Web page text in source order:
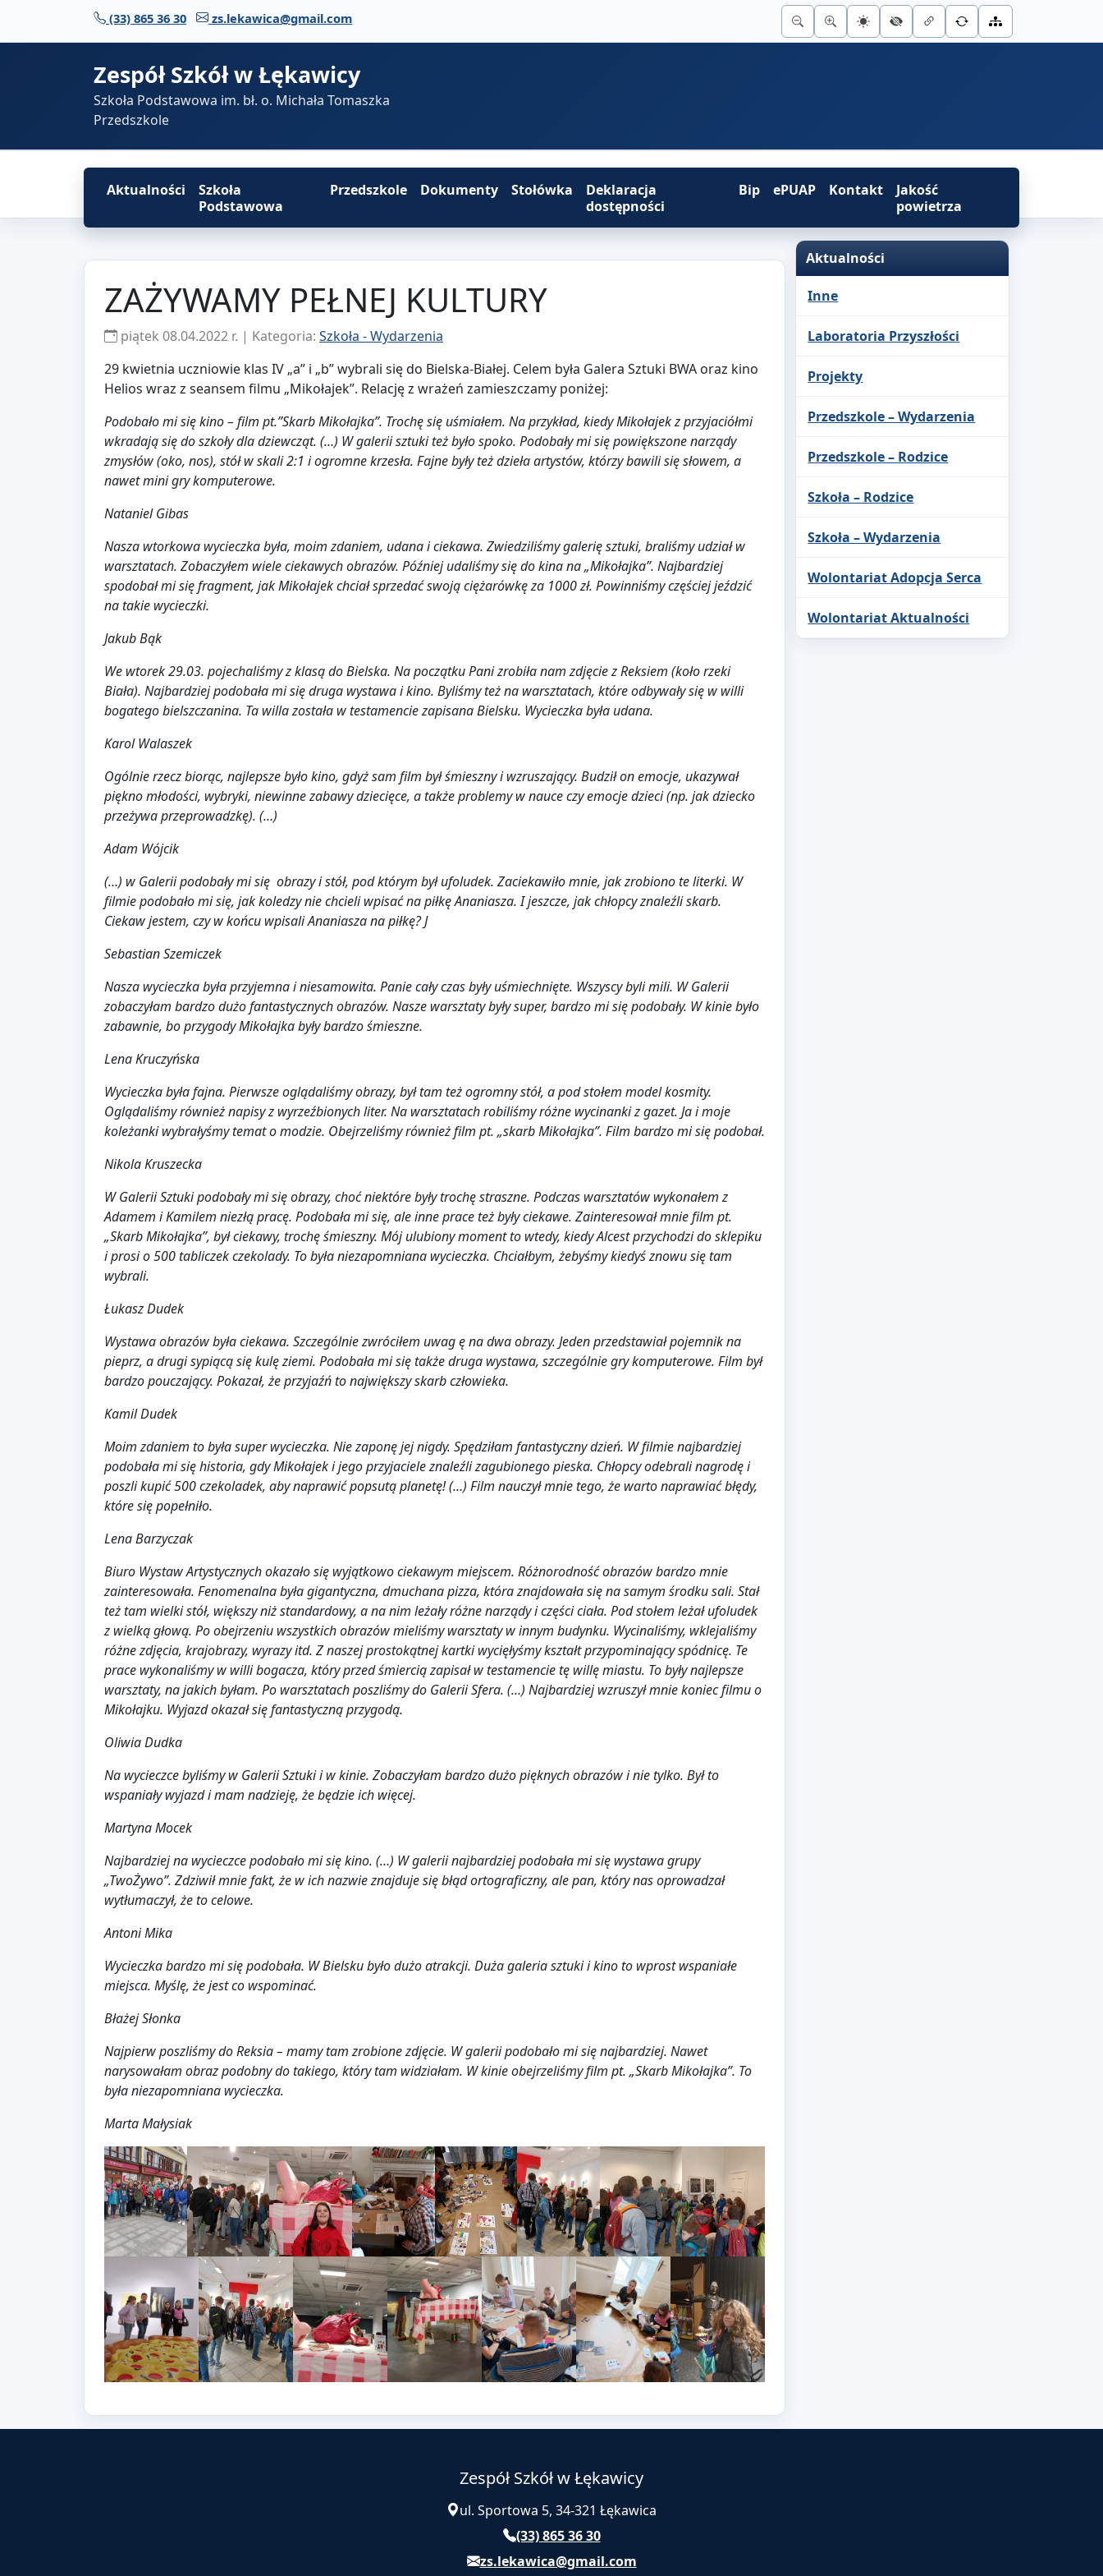
Przejdź do treści (33) 865 36 30 zs.lekawica@gmail.com
Zespół Szkół w Łękawicy
Szkoła Podstawowa im. bł. o. Michała Tomaszka
Przedszkole
Aktualności
Szkoła
Podstawowa
Przedszkole Dokumenty Stołówka
Deklaracja
dostępności
Bip ePUAP Kontakt
Jakość
powietrza
ZAŻYWAMY PEŁNEJ KULTURY
piątek 08.04.2022 r. | Kategoria: Szkoła - Wydarzenia
29 kwietnia uczniowie klas IV „a” i „b” wybrali się do Bielska-Białej. Celem była Galera Sztuki BWA oraz kino
Helios wraz z seansem filmu „Mikołajek”. Relację z wrażeń zamieszczamy poniżej:
Podobało mi się kino – film pt.”Skarb Mikołajka”. Trochę się uśmiałem. Na przykład, kiedy Mikołajek z przyjaciółmi
wkradają się do szkoły dla dziewcząt. (…) W galerii sztuki też było spoko. Podobały mi się powiększone narządy
zmysłów (oko, nos), stół w skali 2:1 i ogromne krzesła. Fajne były też dzieła artystów, którzy bawili się słowem, a
nawet mini gry komputerowe.
Nataniel Gibas
Nasza wtorkowa wycieczka była, moim zdaniem, udana i ciekawa. Zwiedziliśmy galerię sztuki, braliśmy udział w
warsztatach. Zobaczyłem wiele ciekawych obrazów. Później udaliśmy się do kina na „Mikołajka”. Najbardziej
spodobał mi się fragment, jak Mikołajek chciał sprzedać swoją ciężarówkę za 1000 zł. Powinniśmy częściej jeździć
na takie wycieczki.
Jakub Bąk
We wtorek 29.03. pojechaliśmy z klasą do Bielska. Na początku Pani zrobiła nam zdjęcie z Reksiem (koło rzeki
Biała). Najbardziej podobała mi się druga wystawa i kino. Byliśmy też na warsztatach, które odbywały się w willi
bogatego bielszczanina. Ta willa została w testamencie zapisana Bielsku. Wycieczka była udana.
Karol Walaszek
Ogólnie rzecz biorąc, najlepsze było kino, gdyż sam film był śmieszny i wzruszający. Budził on emocje, ukazywał
piękno młodości, wybryki, niewinne zabawy dziecięce, a także problemy w nauce czy emocje dzieci (np. jak dziecko
przeżywa przeprowadzkę). (…)
Adam Wójcik
(…) w Galerii podobały mi się obrazy i stół, pod którym był ufoludek. Zaciekawiło mnie, jak zrobiono te literki. W
filmie podobało mi się, jak koledzy nie chcieli wpisać na piłkę Ananiasza. I jeszcze, jak chłopcy znaleźli skarb.
Ciekaw jestem, czy w końcu wpisali Ananiasza na piłkę?J
Sebastian Szemiczek
Nasza wycieczka była przyjemna i niesamowita. Panie cały czas były uśmiechnięte. Wszyscy byli mili. W Galerii
zobaczyłam bardzo dużo fantastycznych obrazów. Nasze warsztaty były super, bardzo mi się podobały. W kinie było
zabawnie, bo przygody Mikołajka były bardzo śmieszne.
Lena Kruczyńska
Wycieczka była fajna. Pierwsze oglądaliśmy obrazy, był tam też ogromny stół, a pod stołem model kosmity.
Oglądaliśmy również napisy z wyrzeźbionych liter. Na warsztatach robiliśmy różne wycinanki z gazet. Ja i moje
koleżanki wybrałyśmy temat o modzie. Obejrzeliśmy również film pt. „skarb Mikołajka”. Film bardzo mi się podobał.
Nikola Kruszecka
W Galerii Sztuki podobały mi się obrazy, choć niektóre były trochę straszne. Podczas warsztatów wykonałem z
Adamem i Kamilem niezłą pracę. Podobała mi się, ale inne prace też były ciekawe. Zainteresował mnie film pt.
„Skarb Mikołajka”, był ciekawy, trochę śmieszny. Mój ulubiony moment to wtedy, kiedy Alcest przychodzi do sklepiku
i prosi o 500 tabliczek czekolady. To była niezapomniana wycieczka. Chciałbym, żebyśmy kiedyś znowu się tam
wybrali.
Łukasz Dudek
Wystawa obrazów była ciekawa. Szczególnie zwróciłem uwag ę na dwa obrazy. Jeden przedstawiał pojemnik na
pieprz, a drugi sypiącą się kulę ziemi. Podobała mi się także druga wystawa, szczególnie gry komputerowe. Film był
bardzo pouczający. Pokazał, że przyjaźń to największy skarb człowieka.
Kamil Dudek
Moim zdaniem to była super wycieczka. Nie zaponę jej nigdy. Spędziłam fantastyczny dzień. W filmie najbardziej
podobała mi się historia, gdy Mikołajek i jego przyjaciele znaleźli zagubionego pieska. Chłopcy odebrali nagrodę i
poszli kupić 500 czekoladek, aby naprawić popsutą planetę! (…) Film nauczył mnie tego, że warto naprawiać błędy,
które się popełniło.
Lena Barzyczak
Biuro Wystaw Artystycznych okazało się wyjątkowo ciekawym miejscem. Różnorodność obrazów bardzo mnie
zainteresowała. Fenomenalna była gigantyczna, dmuchana pizza, która znajdowała się na samym środku sali. Stał
też tam wielki stół, większy niż standardowy, a na nim leżały różne narządy i części ciała. Pod stołem leżał ufoludek
z wielką głową. Po obejrzeniu wszystkich obrazów mieliśmy warsztaty w innym budynku. Wycinaliśmy, wklejaliśmy
różne zdjęcia, krajobrazy, wyrazy itd. Z naszej prostokątnej kartki wycięłyśmy kształt przypominający spódnicę. Te
prace wykonaliśmy w willi bogacza, który przed śmiercią zapisał w testamencie tę willę miastu. To były najlepsze
warsztaty, na jakich byłam. Po warsztatach poszliśmy do Galerii Sfera. (…) Najbardziej wzruszył mnie koniec filmu o
Mikołajku. Wyjazd okazał się fantastyczną przygodą.
Oliwia Dudka
Na wycieczce byliśmy w Galerii Sztuki i w kinie. Zobaczyłam bardzo dużo pięknych obrazów i nie tylko. Był to
wspaniały wyjazd i mam nadzieję, że będzie ich więcej.
Martyna Mocek
Najbardziej na wycieczce podobało mi się kino. (…) W galerii najbardziej podobała mi się wystawa grupy
„TwoŻywo”. Zdziwił mnie fakt, że w ich nazwie znajduje się błąd ortograficzny, ale pan, który nas oprowadzał
wytłumaczył, że to celowe.
Antoni Mika
Wycieczka bardzo mi się podobała. W Bielsku było dużo atrakcji. Duża galeria sztuki i kino to wprost wspaniałe
miejsca. Myślę, że jest co wspominać.
Błażej Słonka
Najpierw poszliśmy do Reksia – mamy tam zrobione zdjęcie. W galerii podobało mi się najbardziej. Nawet
narysowałam obraz podobny do takiego, który tam widziałam. W kinie obejrzeliśmy film pt. „Skarb Mikołajka”. To
była niezapomniana wycieczka.
Marta Małysiak
Aktualności
Inne
Laboratoria Przyszłości
Projekty
Przedszkole – Wydarzenia
Przedszkole – Rodzice
Szkoła – Rodzice
Szkoła – Wydarzenia
Wolontariat Adopcja Serca
Wolontariat Aktualności
Zespół Szkół w Łękawicy
ul. Sportowa 5, 34-321 Łękawica
(33) 865 36 30
zs.lekawica@gmail.com